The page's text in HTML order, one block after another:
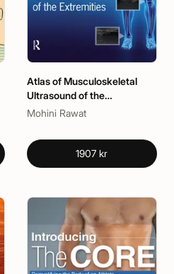
Atlas of Musculoskeletal
Ultrasound of the
Extremities
Mohini Rawat
1907 kr